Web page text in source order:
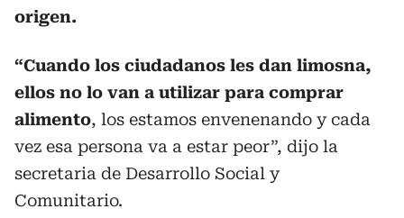
origen.
“Cuando los ciudadanos les dan limosna,
ellos no lo van a utilizar para comprar
alimento, los estamos envenenando y cada
vez esa persona va a estar peor”, dijo la
secretaria de Desarrollo Social y
Comunitario.